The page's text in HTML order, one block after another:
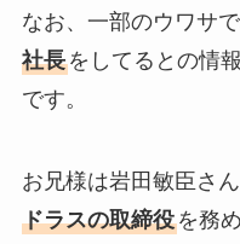
なお、一部のウワサ
社長をしてるとの情
です。
お兄様は岩田敏臣さ
ドラスの取締役を務